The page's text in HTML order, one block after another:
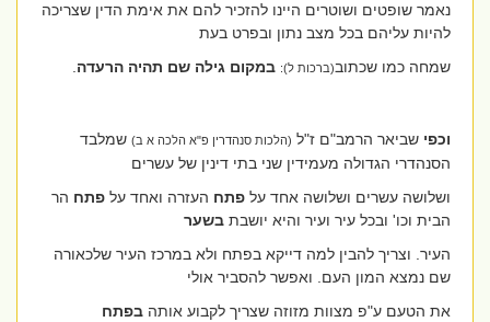
נאמר שופטים ושוטרים היינו להזכיר להם את אימת הדין שצריכה
להיות עליהם בכל מצב נתון ובפרט בעת
שמחה כמו שכתוב(ברכות ל): במקום גילה שם תהיה הרעדה.
וכפישביאר הרמב"ם ז"ל(הלכות סנהדרין פ"א הלכה א ב)שמלבד
הסנהדרי הגדולה מעמידין שני בתי דינין של עשרים
ושלושה עשרים ושלושה אחד עלפתחהעזרה ואחד עלפתחהר
הבית וכו' ובכל עיר ועיר והיא יושבתבשער
העיר. וצריך להבין למה דייקא בפתח ולא במרכז העיר שלכאורה
שם נמצא המון העם. ואפשר להסביר אולי
את הטעם ע"פ מצוות מזוזה שצריך לקבוע אותהבפתח